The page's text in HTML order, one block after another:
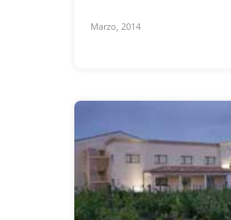
Marzo, 2014